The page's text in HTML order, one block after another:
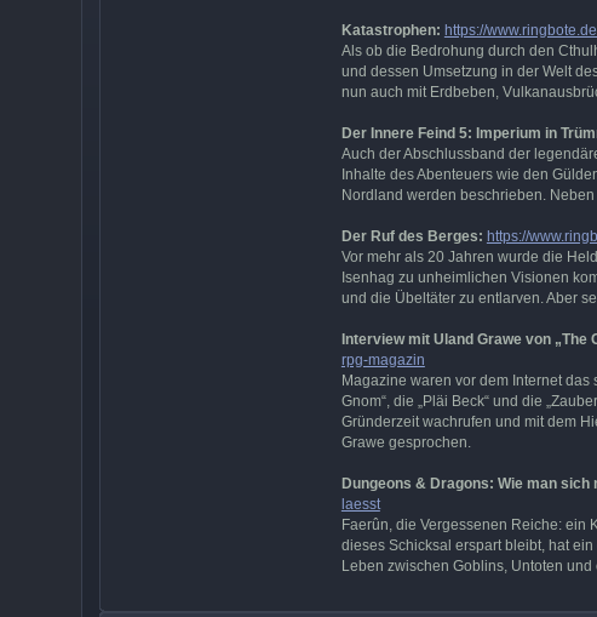
Katastrophen: https://
Als ob die Bedrohung durch den
und dessen Umsetzung in der Welt
nun auch mit Erdbeben,
Der Innere Feind 5: Imperium in
Auch der Abschlussband der
Inhalte des Abenteuers wie den
Nordland werden beschrieben.
Der Ruf des Berges: https://
Vor mehr als 20 Jahren wurde die
Isenhag zu unheimlichen Visionen
und die Übeltäter zu entlarven. Aber
Interview mit Uland Grawe von „The
rpg-magazin
Magazine waren vor dem Internet
Gnom“, die „Pläi Beck“ und die
Gründerzeit wachrufen und mit dem
Grawe gesprochen.
Dungeons & Dragons: Wie man
laesst
Faerûn, die Vergessenen Reiche:
dieses Schicksal erspart bleibt, hat
Leben zwischen Goblins, Untoten